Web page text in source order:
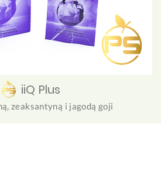
iiQ Plus
zeaksantyną i jagodą goji